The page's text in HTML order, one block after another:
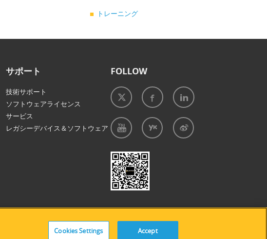
トレーニング
サポート
技術サポート
ソフトウェアライセンス
サービス
レガシーデバイス＆ソフトウェア
FOLLOW
Cookies Settings Accept